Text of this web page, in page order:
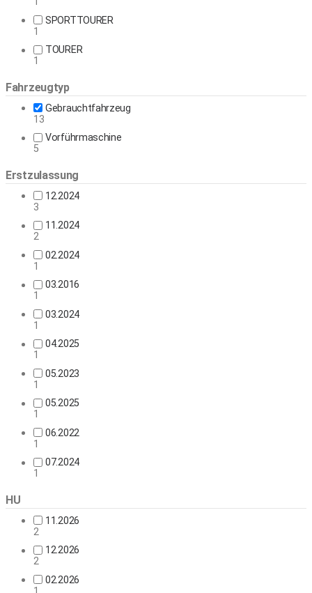
SPORTTOURER
1
TOURER
1
Fahrzeugtyp
Gebrauchtfahrzeug
13
Vorführmaschine
5
Erstzulassung
12.2024
3
11.2024
2
02.2024
1
03.2016
1
03.2024
1
04.2025
1
05.2023
1
05.2025
1
06.2022
1
07.2024
1
HU
11.2026
2
12.2026
2
02.2026